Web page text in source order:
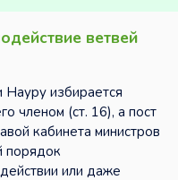
ветвей
Науру избирается
членом (ст. 16), а пост
кабинета министров
порядок
или даже